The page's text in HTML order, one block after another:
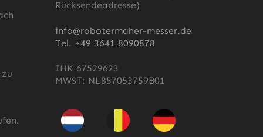
Rücksendeadresse)
info@robotermaher-messer.de
Tel. +49 3641 8090878
IHK 67529623
MWST: NL857053759B01